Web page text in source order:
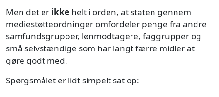
Men det er ikke helt i orden, at staten gennem
mediestøtteordninger omfordeler penge fra andre
samfundsgrupper, lønmodtagere, faggrupper og
små selvstændige som har langt færre midler at
gøre godt med.
Spørgsmålet er lidt simpelt sat op: